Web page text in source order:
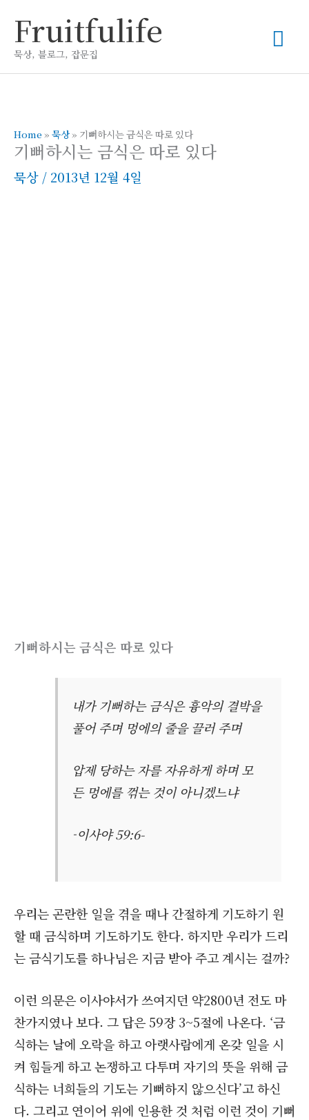
로
Fruitfulife
묵상, 블로그, 잡문집
메
인
Home » 묵상» 기뻐하시는 금식은 따로 있다
기뻐하시는 금식은 따로 있다
묵상 / 2013년 12월 4일
기뻐하시는 금식은 따로 있다
내가 기뻐하는 금식은 흉악의 결박을
풀어 주며 멍에의 줄을 끌러 주며
압제 당하는 자를 자유하게 하며 모
든 멍에를 꺾는 것이 아니겠느냐
-이사야 59:6-
우리는 곤란한 일을 겪을 때나 간절하게 기도하기 원
할 때 금식하며 기도하기도 한다. 하지만 우리가 드리
는 금식기도를 하나님은 지금 받아 주고 계시는 걸까?
이런 의문은 이사야서가 쓰여지던 약2800년 전도 마
찬가지였나 보다. 그 답은 59장 3~5절에 나온다. ‘금
식하는 날에 오락을 하고 아랫사람에게 온갖 일을 시
켜 힘들게 하고 논쟁하고 다투며 자기의 뜻을 위해 금
식하는 너희들의 기도는 기뻐하지 않으신다’고 하신
다. 그리고 연이어 위에 인용한 것 처럼 이런 것이 기뻐